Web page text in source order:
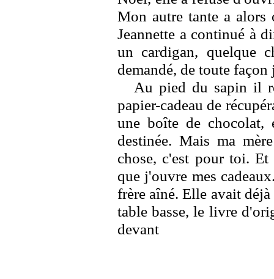
Mon autre tante a alors
Jeannette a continué à
un cardigan, quelque
demandé, de toute
Au pied du sapin il
papier-cadeau de
une boîte de
destinée. Mais ma
chose, c'est pour toi.
que j'ouvre mes
frère aîné. Elle avait
table basse, le livre
devant